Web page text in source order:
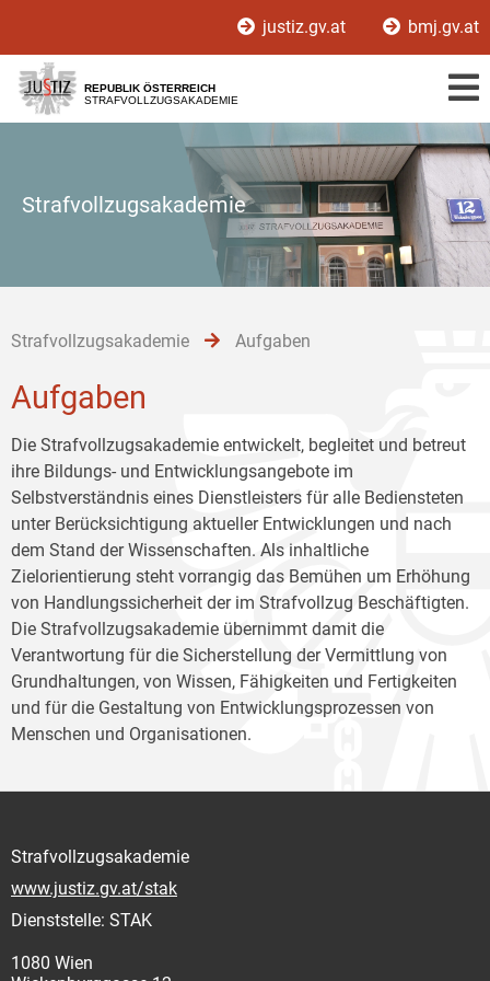
[1]
[2]
[3]
justiz.gv.at bmj.gv.at
REPUBLIK ÖSTERREICH
STRAFVOLLZUGSAKADEMIE
Strafvollzugsakademie
Strafvollzugsakademie Aufgaben
Aufgaben
Die Strafvollzugsakademie entwickelt, begleitet und betreut
ihre Bildungs- und Entwicklungsangebote im
Selbstverständnis eines Dienstleisters für alle Bediensteten
unter Berücksichtigung aktueller Entwicklungen und nach
dem Stand der Wissenschaften. Als inhaltliche
Zielorientierung steht vorrangig das Bemühen um Erhöhung
von Handlungssicherheit der im Strafvollzug Beschäftigten.
Die Strafvollzugsakademie übernimmt damit die
Verantwortung für die Sicherstellung der Vermittlung von
Grundhaltungen, von Wissen, Fähigkeiten und Fertigkeiten
und für die Gestaltung von Entwicklungsprozessen von
Menschen und Organisationen.
Strafvollzugsakademie
www.justiz.gv.at/stak
Dienststelle: STAK
1080 Wien